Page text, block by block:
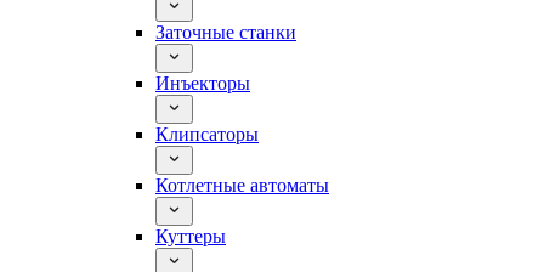
Заточные станки
Инъекторы
Клипсаторы
Котлетные автоматы
Куттеры